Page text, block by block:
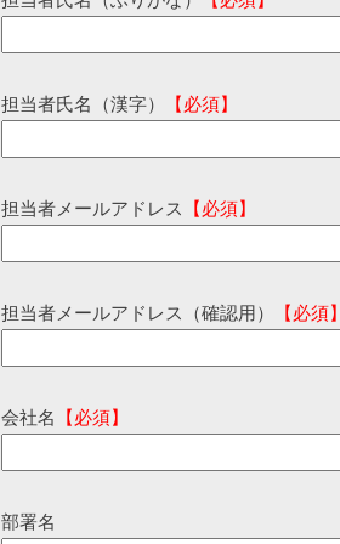
担当者氏名（漢字） 【必須】
担当者メールアドレス 【必須】
担当者メールアドレス（確認用） 【必須
会社名 【必須】
部署名